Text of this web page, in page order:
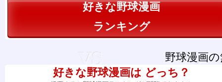
好きな野球漫画
ランキング
野球漫画
好きな野球漫画は どっち？